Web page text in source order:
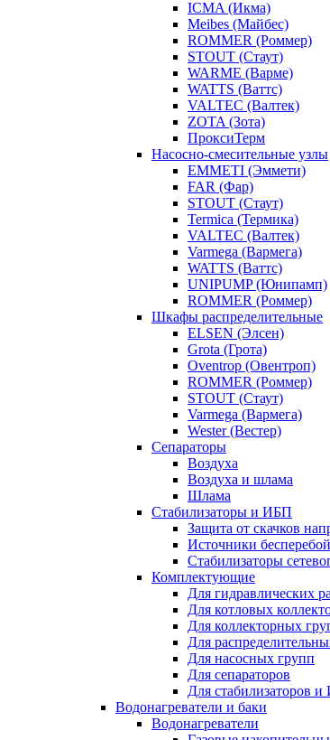
ICMA (Икма)
Meibes (Майбес)
ROMMER (Роммер)
STOUT (Стаут)
WARME (Варме)
WATTS (Ваттс)
VALTEC (Валтек)
ZOTA (Зота)
ПроксиТерм
Насосно-смесительные узлы
EMMETI (Эммети)
FAR (Фар)
STOUT (Стаут)
Termica (Термика)
VALTEC (Валтек)
Varmega (Вармега)
WATTS (Ваттс)
UNIPUMP (Юнипамп)
ROMMER (Роммер)
Шкафы распределительные
ELSEN (Элсен)
Grota (Грота)
Oventrop (Овентроп)
ROMMER (Роммер)
STOUT (Стаут)
Varmega (Вармега)
Wester (Вестер)
Сепараторы
Воздуха
Воздуха и шлама
Шлама
Стабилизаторы и ИБП
Защита от скачков
Источники
Стабилизаторы
Комплектующие
Для гидравлических
Для котловых
Для коллекторных
Для
Для насосных групп
Для сепараторов
Для стабилизаторов
Водонагреватели и баки
Водонагреватели